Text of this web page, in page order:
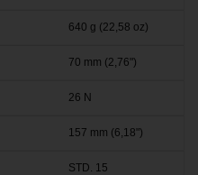
640 g (22,58 oz)
70 mm (2,76")
26 N
157 mm (6,18")
STD. 15